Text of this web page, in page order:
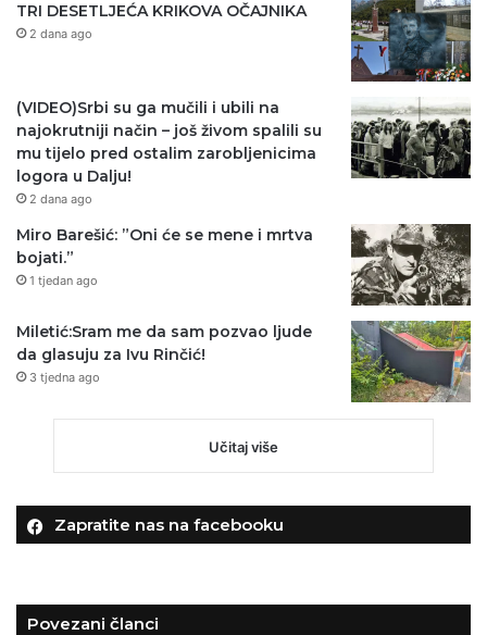
TRI DESETLJEĆA KRIKOVA OČAJNIKA
2 dana ago
(VIDEO)Srbi su ga mučili i ubili na
najokrutniji način – još živom spalili su
mu tijelo pred ostalim zarobljenicima
logora u Dalju!
2 dana ago
Miro Barešić: ”Oni će se mene i mrtva
bojati.”
1 tjedan ago
Miletić:Sram me da sam pozvao ljude
da glasuju za Ivu Rinčić!
3 tjedna ago
Učitaj više
Zapratite nas na facebooku
Povezani članci